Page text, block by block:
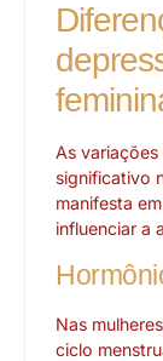
As variações
significativo
manifesta
influenciar a
Nas
ciclo